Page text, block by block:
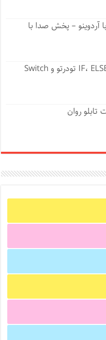
آردوینو – پخش صدا با
دستورات IF، ELSE، ELIF، If تودرتو و Switch
روان